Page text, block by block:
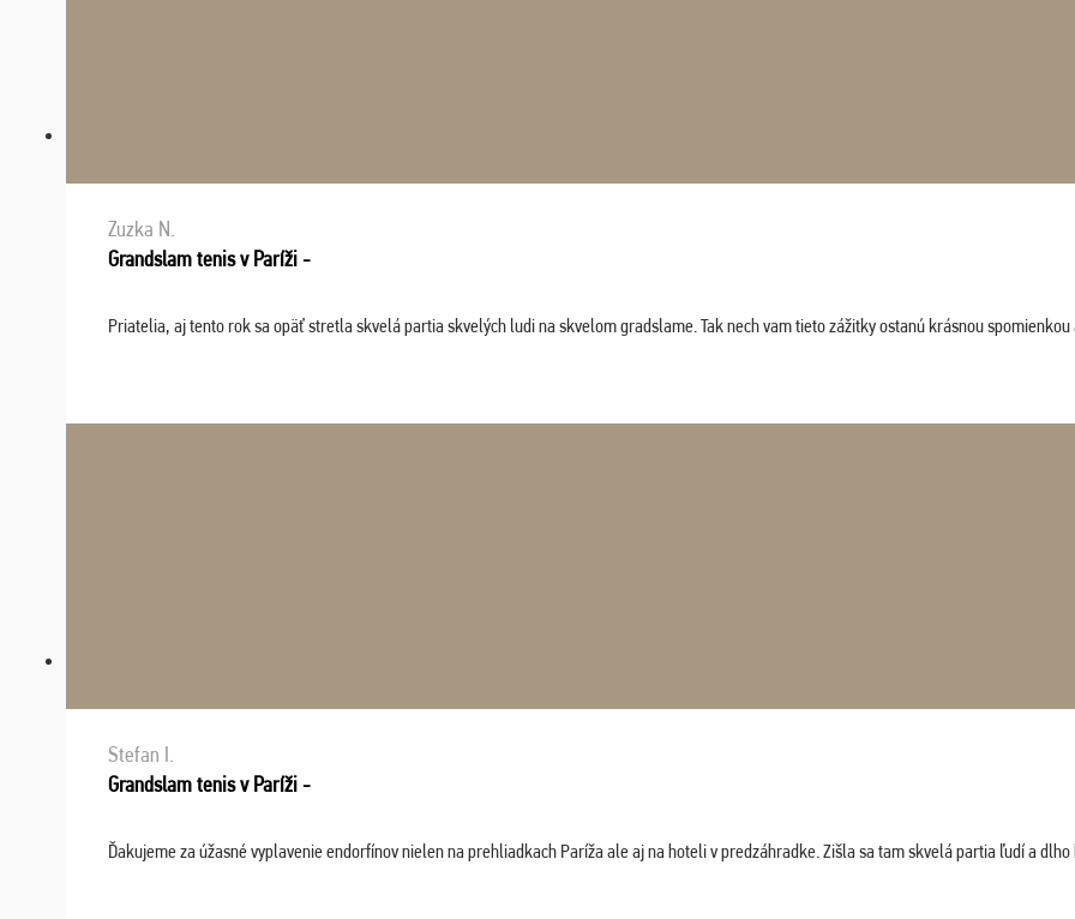
Zuzka N.
Grandslam tenis v Paríži -
Priatelia, aj tento rok sa opäť stretla skvelá partia skvelých ludi na skvelom gradslame. Tak nech vam tieto zážitky ostanú krásnou
Stefan I.
Grandslam tenis v Paríži -
Ďakujeme za úžasné vyplavenie endorfínov nielen na prehliadkach Paríža ale aj na hoteli v predzáhradke. Zišla sa tam skvelá partia ľudí a